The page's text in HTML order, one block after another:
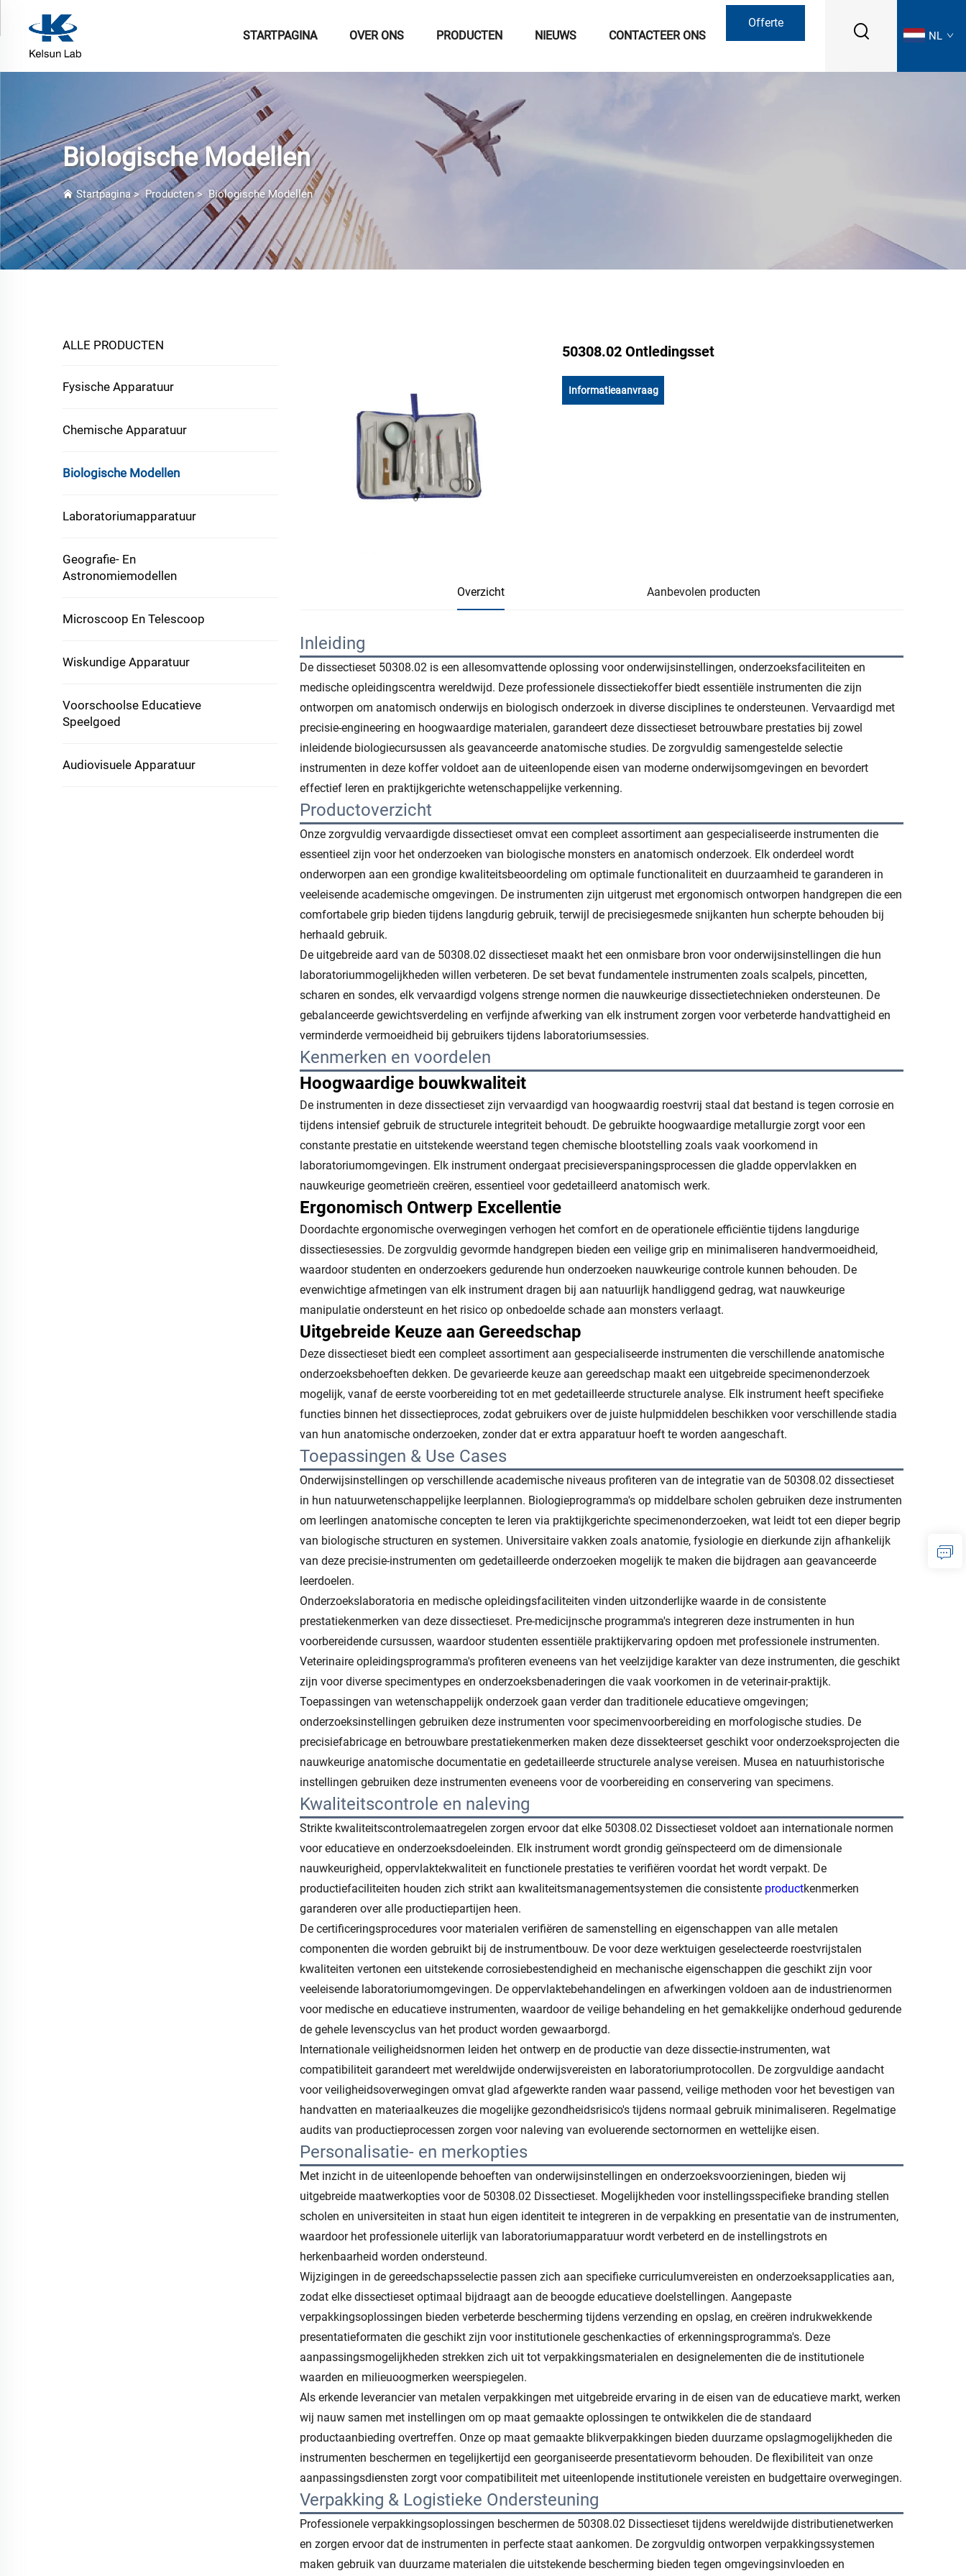
STARTPAGINA OVER ONS PRODUCTEN NIEUWS CONTACTEER ONS
Offerte
NL
Biologische Modellen
Startpagina>Producten> Biologische Modellen
ALLE PRODUCTEN
Fysische Apparatuur
Chemische Apparatuur
Biologische Modellen
Laboratoriumapparatuur
Geografie- En
Astronomiemodellen
Microscoop En Telescoop
Wiskundige Apparatuur
Voorschoolse Educatieve
Speelgoed
Audiovisuele Apparatuur
50308.02 Ontledingsset
Informatieaanvraag
Overzicht Aanbevolen producten
Inleiding
De dissectieset 50308.02 is een allesomvattende oplossing voor onderwijsinstellingen, onderzoeksfaciliteiten en
medische opleidingscentra wereldwijd. Deze professionele dissectiekoffer biedt essentiële instrumenten die zijn
ontworpen om anatomisch onderwijs en biologisch onderzoek in diverse disciplines te ondersteunen. Vervaardigd met
precisie-engineering en hoogwaardige materialen, garandeert deze dissectieset betrouwbare prestaties bij zowel
inleidende biologiecursussen als geavanceerde anatomische studies. De zorgvuldig samengestelde selectie
instrumenten in deze koffer voldoet aan de uiteenlopende eisen van moderne onderwijsomgevingen en bevordert
effectief leren en praktijkgerichte wetenschappelijke verkenning.
Productoverzicht
Onze zorgvuldig vervaardigde dissectieset omvat een compleet assortiment aan gespecialiseerde instrumenten die
essentieel zijn voor het onderzoeken van biologische monsters en anatomisch onderzoek. Elk onderdeel wordt
onderworpen aan een grondige kwaliteitsbeoordeling om optimale functionaliteit en duurzaamheid te garanderen in
veeleisende academische omgevingen. De instrumenten zijn uitgerust met ergonomisch ontworpen handgrepen die een
comfortabele grip bieden tijdens langdurig gebruik, terwijl de precisiegesmede snijkanten hun scherpte behouden bij
herhaald gebruik.
De uitgebreide aard van de 50308.02 dissectieset maakt het een onmisbare bron voor onderwijsinstellingen die hun
laboratoriummogelijkheden willen verbeteren. De set bevat fundamentele instrumenten zoals scalpels, pincetten,
scharen en sondes, elk vervaardigd volgens strenge normen die nauwkeurige dissectietechnieken ondersteunen. De
gebalanceerde gewichtsverdeling en verfijnde afwerking van elk instrument zorgen voor verbeterde handvattigheid en
verminderde vermoeidheid bij gebruikers tijdens laboratoriumsessies.
Kenmerken en voordelen
Hoogwaardige bouwkwaliteit
De instrumenten in deze dissectieset zijn vervaardigd van hoogwaardig roestvrij staal dat bestand is tegen corrosie en
tijdens intensief gebruik de structurele integriteit behoudt. De gebruikte hoogwaardige metallurgie zorgt voor een
constante prestatie en uitstekende weerstand tegen chemische blootstelling zoals vaak voorkomend in
laboratoriumomgevingen. Elk instrument ondergaat precisieverspaningsprocessen die gladde oppervlakken en
nauwkeurige geometrieën creëren, essentieel voor gedetailleerd anatomisch werk.
Ergonomisch Ontwerp Excellentie
Doordachte ergonomische overwegingen verhogen het comfort en de operationele efficiëntie tijdens langdurige
dissectiesessies. De zorgvuldig gevormde handgrepen bieden een veilige grip en minimaliseren handvermoeidheid,
waardoor studenten en onderzoekers gedurende hun onderzoeken nauwkeurige controle kunnen behouden. De
evenwichtige afmetingen van elk instrument dragen bij aan natuurlijk handliggend gedrag, wat nauwkeurige
manipulatie ondersteunt en het risico op onbedoelde schade aan monsters verlaagt.
Uitgebreide Keuze aan Gereedschap
Deze dissectieset biedt een compleet assortiment aan gespecialiseerde instrumenten die verschillende anatomische
onderzoeksbehoeften dekken. De gevarieerde keuze aan gereedschap maakt een uitgebreide specimenonderzoek
mogelijk, vanaf de eerste voorbereiding tot en met gedetailleerde structurele analyse. Elk instrument heeft specifieke
functies binnen het dissectieproces, zodat gebruikers over de juiste hulpmiddelen beschikken voor verschillende stadia
van hun anatomische onderzoeken, zonder dat er extra apparatuur hoeft te worden aangeschaft.
Toepassingen & Use Cases
Onderwijsinstellingen op verschillende academische niveaus profiteren van de integratie van de 50308.02 dissectieset
in hun natuurwetenschappelijke leerplannen. Biologieprogramma's op middelbare scholen gebruiken deze instrumenten
om leerlingen anatomische concepten te leren via praktijkgerichte specimenonderzoeken, wat leidt tot een dieper begrip
van biologische structuren en systemen. Universitaire vakken zoals anatomie, fysiologie en dierkunde zijn afhankelijk
van deze precisie-instrumenten om gedetailleerde onderzoeken mogelijk te maken die bijdragen aan geavanceerde
leerdoelen.
Onderzoekslaboratoria en medische opleidingsfaciliteiten vinden uitzonderlijke waarde in de consistente
prestatiekenmerken van deze dissectieset. Pre-medicijnsche programma's integreren deze instrumenten in hun
voorbereidende cursussen, waardoor studenten essentiële praktijkervaring opdoen met professionele instrumenten.
Veterinaire opleidingsprogramma's profiteren eveneens van het veelzijdige karakter van deze instrumenten, die geschikt
zijn voor diverse specimentypes en onderzoeksbenaderingen die vaak voorkomen in de veterinair-praktijk.
Toepassingen van wetenschappelijk onderzoek gaan verder dan traditionele educatieve omgevingen;
onderzoeksinstellingen gebruiken deze instrumenten voor specimenvoorbereiding en morfologische studies. De
precisiefabricage en betrouwbare prestatiekenmerken maken deze dissekteerset geschikt voor onderzoeksprojecten die
nauwkeurige anatomische documentatie en gedetailleerde structurele analyse vereisen. Musea en natuurhistorische
instellingen gebruiken deze instrumenten eveneens voor de voorbereiding en conservering van specimens.
Kwaliteitscontrole en naleving
Strikte kwaliteitscontrolemaatregelen zorgen ervoor dat elke 50308.02 Dissectieset voldoet aan internationale normen
voor educatieve en onderzoeksdoeleinden. Elk instrument wordt grondig geïnspecteerd om de dimensionale
nauwkeurigheid, oppervlaktekwaliteit en functionele prestaties te verifiëren voordat het wordt verpakt. De
productiefaciliteiten houden zich strikt aan kwaliteitsmanagementsystemen die consistente productkenmerken
garanderen over alle productiepartijen heen.
De certificeringsprocedures voor materialen verifiëren de samenstelling en eigenschappen van alle metalen
componenten die worden gebruikt bij de instrumentbouw. De voor deze werktuigen geselecteerde roestvrijstalen
kwaliteiten vertonen een uitstekende corrosiebestendigheid en mechanische eigenschappen die geschikt zijn voor
veeleisende laboratoriumomgevingen. De oppervlaktebehandelingen en afwerkingen voldoen aan de industrienormen
voor medische en educatieve instrumenten, waardoor de veilige behandeling en het gemakkelijke onderhoud gedurende
de gehele levenscyclus van het product worden gewaarborgd.
Internationale veiligheidsnormen leiden het ontwerp en de productie van deze dissectie-instrumenten, wat
compatibiliteit garandeert met wereldwijde onderwijsvereisten en laboratoriumprotocollen. De zorgvuldige aandacht
voor veiligheidsoverwegingen omvat glad afgewerkte randen waar passend, veilige methoden voor het bevestigen van
handvatten en materiaalkeuzes die mogelijke gezondheidsrisico's tijdens normaal gebruik minimaliseren. Regelmatige
audits van productieprocessen zorgen voor naleving van evoluerende sectornormen en wettelijke eisen.
Personalisatie- en merkopties
Met inzicht in de uiteenlopende behoeften van onderwijsinstellingen en onderzoeksvoorzieningen, bieden wij
uitgebreide maatwerkopties voor de 50308.02 Dissectieset. Mogelijkheden voor instellingsspecifieke branding stellen
scholen en universiteiten in staat hun eigen identiteit te integreren in de verpakking en presentatie van de instrumenten,
waardoor het professionele uiterlijk van laboratoriumapparatuur wordt verbeterd en de instellingstrots en
herkenbaarheid worden ondersteund.
Wijzigingen in de gereedschapsselectie passen zich aan specifieke curriculumvereisten en onderzoeksapplicaties aan,
zodat elke dissectieset optimaal bijdraagt aan de beoogde educatieve doelstellingen. Aangepaste
verpakkingsoplossingen bieden verbeterde bescherming tijdens verzending en opslag, en creëren indrukwekkende
presentatieformaten die geschikt zijn voor institutionele geschenkacties of erkenningsprogramma's. Deze
aanpassingsmogelijkheden strekken zich uit tot verpakkingsmaterialen en designelementen die de institutionele
waarden en milieuoogmerken weerspiegelen.
Als erkende leverancier van metalen verpakkingen met uitgebreide ervaring in de eisen van de educatieve markt, werken
wij nauw samen met instellingen om op maat gemaakte oplossingen te ontwikkelen die de standaard
productaanbieding overtreffen. Onze op maat gemaakte blikverpakkingen bieden duurzame opslagmogelijkheden die
instrumenten beschermen en tegelijkertijd een georganiseerde presentatievorm behouden. De flexibiliteit van onze
aanpassingsdiensten zorgt voor compatibiliteit met uiteenlopende institutionele vereisten en budgettaire overwegingen.
Verpakking & Logistieke Ondersteuning
Professionele verpakkingsoplossingen beschermen de 50308.02 Dissectieset tijdens wereldwijde distributienetwerken
en zorgen ervoor dat de instrumenten in perfecte staat aankomen. De zorgvuldig ontworpen verpakkingssystemen
maken gebruik van duurzame materialen die uitstekende bescherming bieden tegen omgevingsinvloeden en